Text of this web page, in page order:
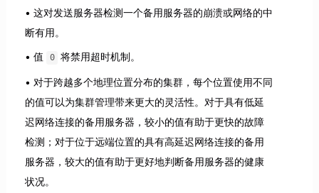
这对发送服务器检测一个备用服务器的崩溃或网络的中
断有用。
值 0 将禁用超时机制。
对于跨越多个地理位置分布的集群，每个位置使用不同
的值可以为集群管理带来更大的灵活性。对于具有低延
迟网络连接的备用服务器，较小的值有助于更快的故障
检测；对于位于远端位置的具有高延迟网络连接的备用
服务器，较大的值有助于更好地判断备用服务器的健康
状况。